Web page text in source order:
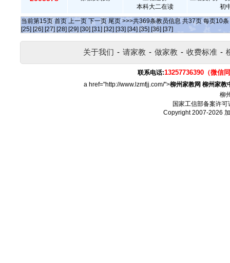
本科大二在读
初
当前第15页 首页 上一页 下一页 尾页 >>>共369条教员信息 共37页 每页10条
[25] [26] [27] [28] [29] [30] [31] [32] [33] [34] [35] [36] [37]
关于我们 - 请家教 - 做家教 - 收费标准 -
联系电话:13257736390（微信
a href="http://www.lzmfjj.com/">柳州家教网 柳州家教
柳
国家工信部备案许可
Copyright 2007-2026